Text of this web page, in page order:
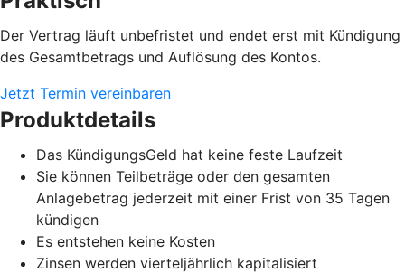
Der Vertrag läuft unbefristet und endet erst mit Kündigung
des Gesamtbetrags und Auflösung des Kontos.
Jetzt Termin vereinbaren
Produktdetails
Das KündigungsGeld hat keine feste Laufzeit
Sie können Teilbeträge oder den gesamten
Anlagebetrag jederzeit mit einer Frist von 35 Tagen
kündigen
Es entstehen keine Kosten
Zinsen werden vierteljährlich kapitalisiert